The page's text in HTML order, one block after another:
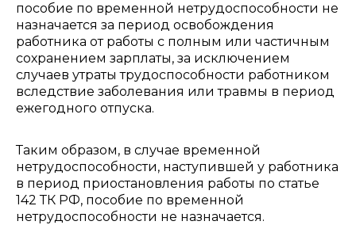
пособие по временной нетрудоспособности не
назначается за период освобождения
работника от работы с полным или частичным
сохранением зарплаты, за исключением
случаев утраты трудоспособности работником
вследствие заболевания или травмы в период
ежегодного отпуска.
Таким образом, в случае временной
нетрудоспособности, наступившей у работника
в период приостановления работы по статье
142 ТК РФ, пособие по временной
нетрудоспособности не назначается.